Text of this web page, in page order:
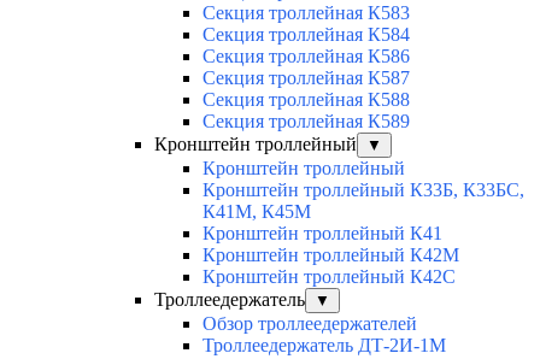
Секция троллейная К583
Секция троллейная К584
Секция троллейная К586
Секция троллейная К587
Секция троллейная К588
Секция троллейная К589
Кронштейн троллейный
▼
Кронштейн троллейный
Кронштейн троллейный К33Б, К33БС,
К41М, К45М
Кронштейн троллейный К41
Кронштейн троллейный К42М
Кронштейн троллейный К42С
Троллеедержатель
▼
Обзор троллеедержателей
Троллеедержатель ДТ-2И-1М